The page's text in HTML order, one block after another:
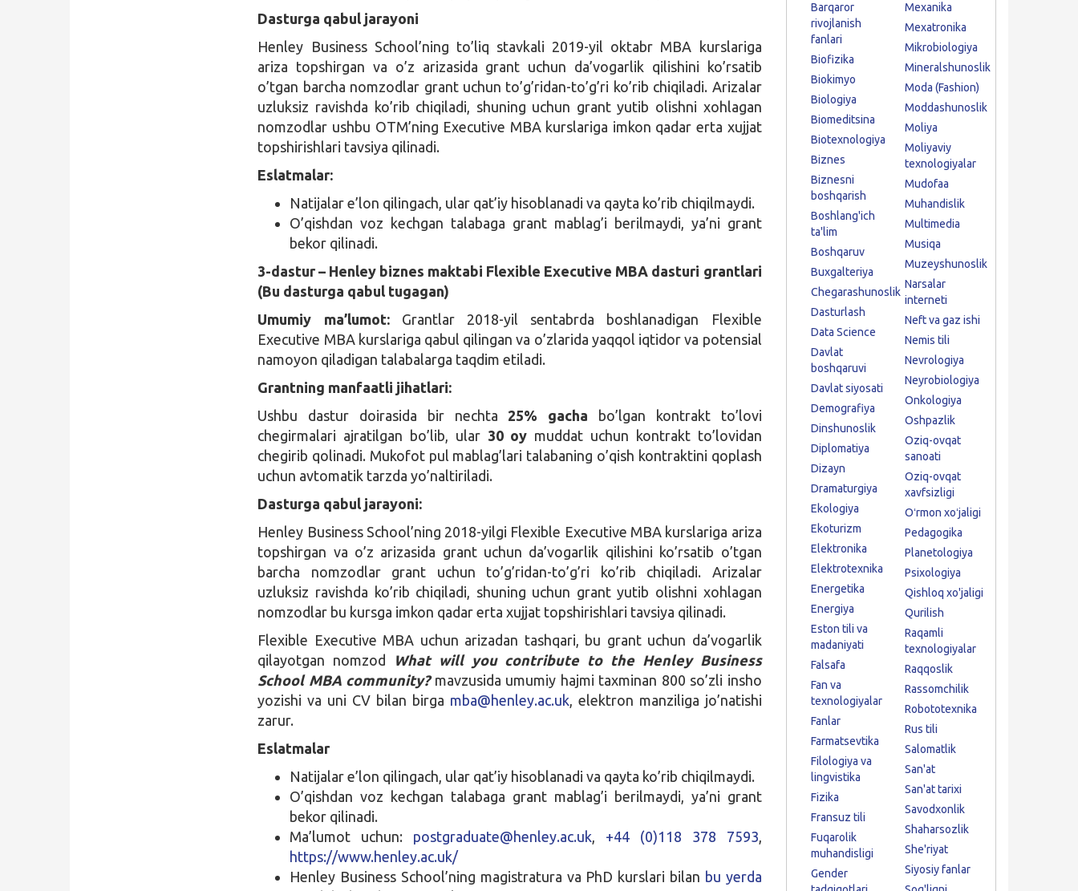
Dasturga qabul jarayoni
Henley Business School’ning to’liq stavkali 2019-yil oktabr MBA kurslariga
ariza topshirgan va o’z arizasida grant uchun da’vogarlik qilishini ko’rsatib
o’tgan barcha nomzodlar grant uchun to’g’ridan-to’g’ri ko’rib chiqiladi. Arizalar
uzluksiz ravishda ko’rib chiqiladi, shuning uchun grant yutib olishni xohlagan
nomzodlar ushbu OTM’ning Executive MBA kurslariga imkon qadar erta xujjat
topshirishlari tavsiya qilinadi.
Eslatmalar:
Natijalar e’lon qilingach, ular qat’iy hisoblanadi va qayta ko’rib chiqilmaydi.
O’qishdan voz kechgan talabaga grant mablag’i berilmaydi, ya’ni grant
bekor qilinadi.
3-dastur – Henley biznes maktabi Flexible Executive MBA dasturi grantlari
(Bu dasturga qabul tugagan)
Umumiy ma’lumot: Grantlar 2018-yil sentabrda boshlanadigan Flexible
Executive MBA kurslariga qabul qilingan va o’zlarida yaqqol iqtidor va potensial
namoyon qiladigan talabalarga taqdim etiladi.
Grantning manfaatli jihatlari:
Ushbu dastur doirasida bir nechta 25% gacha bo’lgan kontrakt to’lovi
chegirmalari ajratilgan bo’lib, ular 30 oy muddat uchun kontrakt to’lovidan
chegirib qolinadi. Mukofot pul mablag’lari talabaning o’qish kontraktini qoplash
uchun avtomatik tarzda yo’naltiriladi.
Dasturga qabul jarayoni:
Henley Business School’ning 2018-yilgi Flexible Executive MBA kurslariga ariza
topshirgan va o’z arizasida grant uchun da’vogarlik qilishini ko’rsatib o’tgan
barcha nomzodlar grant uchun to’g’ridan-to’g’ri ko’rib chiqiladi. Arizalar
uzluksiz ravishda ko’rib chiqiladi, shuning uchun grant yutib olishni xohlagan
nomzodlar bu kursga imkon qadar erta xujjat topshirishlari tavsiya qilinadi.
Flexible Executive MBA uchun arizadan tashqari, bu grant uchun da’vogarlik
qilayotgan nomzod
What will you contribute to the Henley Business
School MBA community?mavzusida umumiy hajmi taxminan 800 so’zli insho
yozishi va uni CV bilan birga mba@henley.ac.uk , elektron manziliga jo’natishi
zarur.
Eslatmalar
Natijalar e’lon qilingach, ular qat’iy hisoblanadi va qayta ko’rib chiqilmaydi.
O’qishdan voz kechgan talabaga grant mablag’i berilmaydi, ya’ni grant
bekor qilinadi.
Ma’lumot uchun: postgraduate@henley.ac.uk +44 (0)118 378 7593
https://www.henley.ac.uk/
Henley Business School’ning magistratura va PhD kurslari bilan bu yerda
Barqaror
rivojlanish
fanlari
Biofizika
Biokimyo
Biologiya
Biomeditsina
Biotexnologiya
Biznes
Biznesni
boshqarish
Boshlang'ich
ta'lim
Boshqaruv
Buxgalteriya
Chegarashunoslik
Dasturlash
Data Science
Davlat
boshqaruvi
Davlat siyosati
Demografiya
Dinshunoslik
Diplomatiya
Dizayn
Dramaturgiya
Ekologiya
Ekoturizm
Elektronika
Elektrotexnika
Energetika
Energiya
Eston tili va
madaniyati
Falsafa
Fan va
texnologiyalar
Fanlar
Farmatsevtika
Filologiya va
lingvistika
Fizika
Fransuz tili
Fuqarolik
muhandisligi
Gender
Mexanika
Mexatronika
Mikrobiologiya
Mineralshunoslik
Moda (Fashion)
Moddashunoslik
Moliya
Moliyaviy
texnologiyalar
Mudofaa
Muhandislik
Multimedia
Musiqa
Muzeyshunoslik
Narsalar
interneti
Neft va gaz ishi
Nemis tili
Nevrologiya
Neyrobiologiya
Onkologiya
Oshpazlik
Oziq-ovqat
sanoati
Oziq-ovqat
xavfsizligi
Oʻrmon xoʻjaligi
Pedagogika
Planetologiya
Psixologiya
Qishloq xo'jaligi
Qurilish
Raqamli
texnologiyalar
Raqqoslik
Rassomchilik
Robototexnika
Rus tili
Salomatlik
San'at
San'at tarixi
Savodxonlik
Shaharsozlik
She'riyat
Siyosiy fanlar